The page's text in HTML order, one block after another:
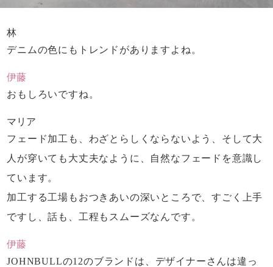
林
デニムの色にもトレンドがありますよね。
伊藤
おもしろいですね。
マリア
フェード加工も、わざとらしくならないよう、 そして大
人が穿いても大丈夫なように、 自然なフェードを意識し
ています。
加工する工場もおつきあいの深いところで、すごく上手
ですし、話も、工程もスムーズなんです。
伊藤
JOHNBULLの12のブランドは、 デザイナーさんは違っ